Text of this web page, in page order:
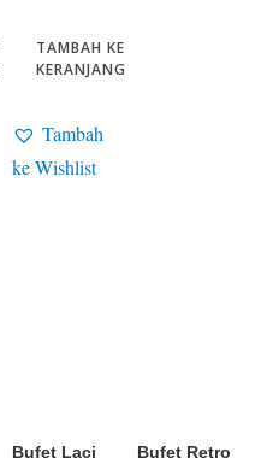
TAMBAH KE
KERANJANG
Tambah
ke Wishlist
Bufet Laci
Bufet Retro